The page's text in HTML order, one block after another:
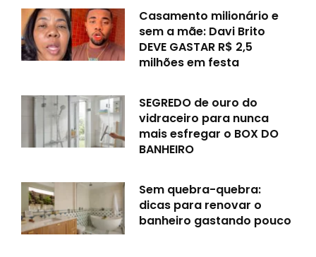
Casamento milionário e
sem a mãe: Davi Brito
DEVE GASTAR R$ 2,5
milhões em festa
SEGREDO de ouro do
vidraceiro para nunca
mais esfregar o BOX DO
BANHEIRO
Sem quebra-quebra:
dicas para renovar o
banheiro gastando pouco